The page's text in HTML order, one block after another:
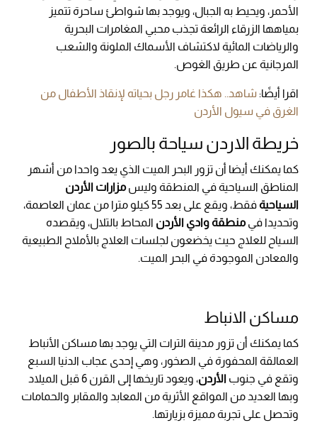
الأحمر، ويحيط به الجبال، ويوجد بها شواطئ ساحرة تتميز
بمياهها الزرقاء الرائعة تجذب محبي المغامرات البحرية
والرياضات المائية لاكتشاف الأسماك الملونة والشعب
المرجانية عن طريق الغوص.
اقرا أيضًا: شاهد.. هكذا غامر رجل بحياته لإنقاذ الأطفال من
الغرق في سيول الأردن
خريطة الاردن سياحة بالصور
كما يمكنك أيضا أن تزور البحر الميت الذي يعد واحدا من أشهر
المناطق السياحية في المنطقة وليسمزارات الأردن
السياحية
فقط، ويقع على بعد 55 كيلو مترا من عمان العاصمة،
وتحديدا فيمنطقة وادي الأردن المحاط بالتلال، ويقصده
السياح للعلاج حيث يخضعون لجلسات العلاج بالأملاح الطبيعية
والمعادن الموجودة في البحر الميت.
مساكن الانباط
كما يمكنك أن تزور مدينة الترات التي يوجد بها مساكن الأنباط
العمالقة المحفورة في الصخور، وهي إحدى عجاب الدنيا السبع
وتقع في جنوب الأردن
، ويعود تاريخها إلى القرن 6 قبل الميلاد
وبها العديد من المواقع الأثرية من المعابد والمقابر والحمامات
وتحصل على تجربة مميزة بزيارتها.